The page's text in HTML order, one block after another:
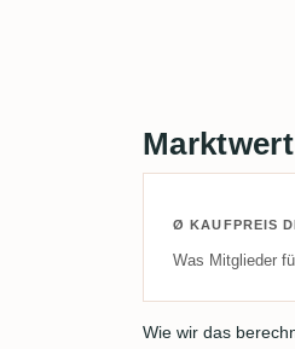
Marktwert
Ø KAUFPREIS
Was Mitglieder
Wie wir das